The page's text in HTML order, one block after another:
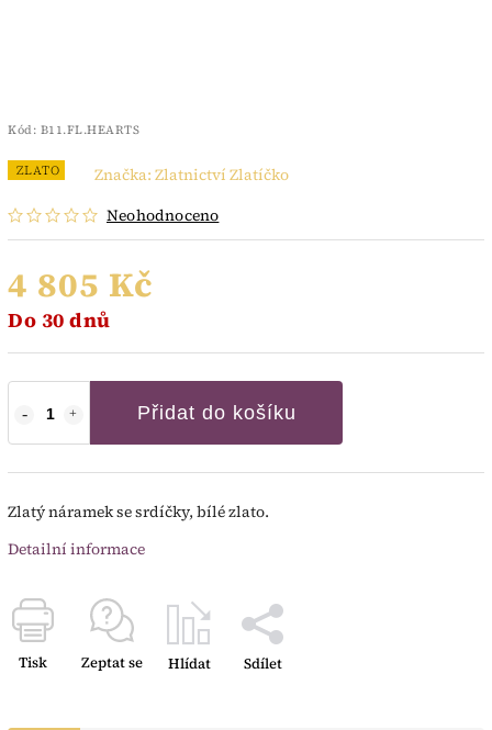
Kód: B11.FL.HEARTS
ZLATO
Neohodnoceno
Značka: Zlatnictví Zlatíčko
4 805 Kč
Do 30 dnů
Přidat do košíku
Zlatý náramek se srdíčky, bílé zlato.
Detailní informace
Tisk Zeptat se Hlídat Sdílet